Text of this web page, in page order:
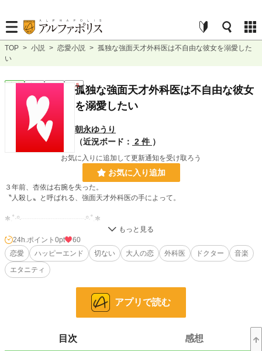
TOP > 小説 > 恋愛小説 > 孤独な強面天才外科医は不自由な彼女を溺愛した
い
恋愛 完結 短編 R15孤独な強面天才外科医は不自由な彼女
を溺愛したい
朝永ゆうり
（近況ボード： 2 件 ）
お気に入りに追加して更新通知を受け取ろう
お気に入り追加
３年前、杏依は右腕を失った。
〝人殺し〟と呼ばれる、強面天才外科医の手によって。
✱.˚‧º‧┈┈┈┈┈┈┈┈┈‧º·˚.✱
現・義手のチェリスト
檜垣 杏依（27）
Higaki Ai
×
杏依の腕と心を殺した彼との、突然の最悪の再会。
24h.ポイント 0pt
60
恋愛
ハッピーエンド 切ない 大人の恋 外科医 ドクター
音楽
エタニティ
アプリで読む
目次 感想